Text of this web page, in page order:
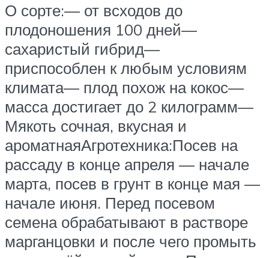
О сорте:— от всходов до
плодоношения 100 дней—
сахаристый гибрид—
приспособлен к любым условиям
климата— плод похож на кокос—
масса достигает до 2 килограмм—
Мякоть сочная, вкусная и
ароматнаяАгротехника:Посев на
рассаду в конце апреля — начале
марта, посев в грунт в конце мая —
начале июня. Перед посевом
семена обрабатывают в растворе
марганцовки и после чего промыть